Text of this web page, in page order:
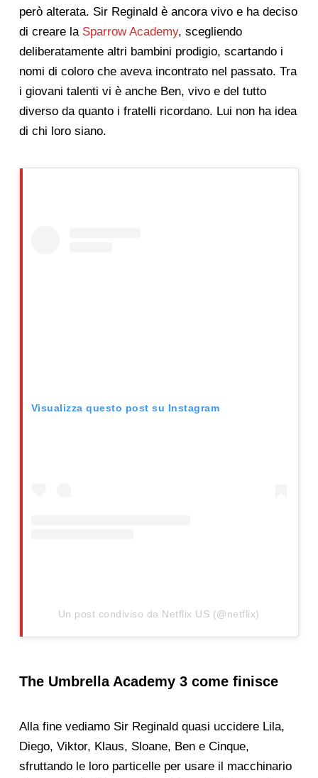
però alterata. Sir Reginald è ancora vivo e ha deciso
di creare la Sparrow Academy, scegliendo
deliberatamente altri bambini prodigio, scartando i
nomi di coloro che aveva incontrato nel passato. Tra
i giovani talenti vi è anche Ben, vivo e del tutto
diverso da quanto i fratelli ricordano. Lui non ha idea
di chi loro siano.
Visualizza questo post su Instagram
Un post condiviso da Netflix US (@netflix)
The Umbrella Academy 3 come finisce
Alla fine vediamo Sir Reginald quasi uccidere Lila,
Diego, Viktor, Klaus, Sloane, Ben e Cinque,
sfruttando le loro particelle per usare il macchinario